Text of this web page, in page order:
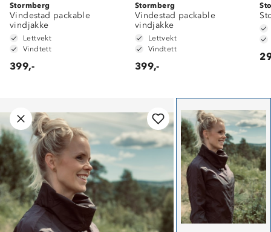
Stormberg
Vindestad packable
vindjakke
Lettvekt
Vindtett
399,-
Stormberg
Vindestad packable
vindjakke
Lettvekt
Vindtett
399,-